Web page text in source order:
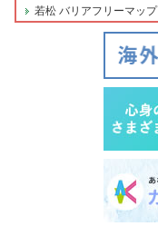
若松 バリアフリーマップ